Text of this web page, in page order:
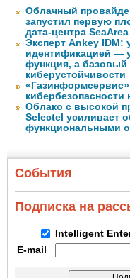
Облачный
запустил первую
дата-центра
Эксперт Ankey IDM:
идентификацией —
функция, а базовый
киберустойчивости
Облако с высокой
Selectel усиливает
функциональными
События
Подписка на
Intelligent
E-mail